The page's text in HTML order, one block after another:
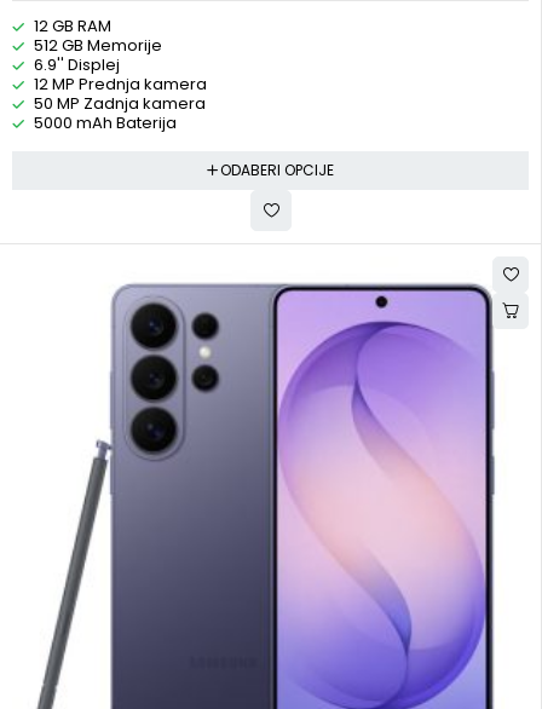
12 GB RAM
512 GB Memorije
6.9'' Displej
12 MP Prednja kamera
50 MP Zadnja kamera
5000 mAh Baterija
ODABERI OPCIJE